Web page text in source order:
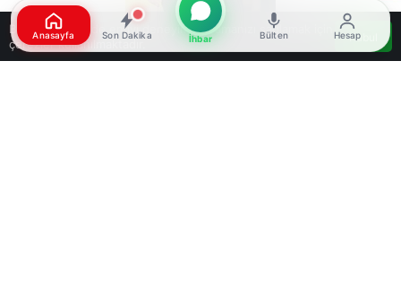
Google'da Abone Ol
Bu web sitesinde en iyi deneyimi yaşamanızı sağlamak için
çerezler kullanılmaktadır.
Kabul
Anasayfa Son Dakika İhbar Bülten Hesap